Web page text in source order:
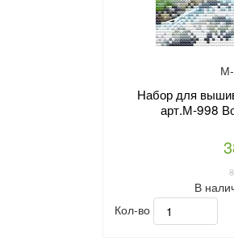
Набор для
арт.М-998
В
Кол-во